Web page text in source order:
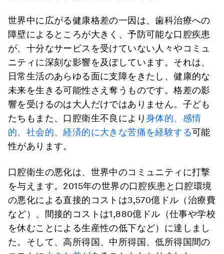
世界中に広がる健康格差の一因は、歯科治療への
障壁によるところが大きく、予防可能な口腔疾患
が、十分なサービスを受けていない人々やコミュ
ニティに深刻な影響を及ぼしています。それは、
日常生活のあらゆる面に支障をきたし、健康的な
未来を生きる可能性さえ奪うものです。格差の影
響を受けるのは大人だけではありません。子ども
たちもまた、口腔衛生不良により身体的、感情
的、社会的、経済的に大きな苦痛を経験する可能
性があります。
口腔衛生の悪化は、世界中のコミュニティに打撃
を与えます。2015年の世界の口腔疾患と口腔環境
の悪化による直接的コストは3,570億ドル（治療費
など）、間接的コストは1,880億ドル（仕事や学校
を休むことによる生産性の低下など）に達しまし
た。そして、高所得国、中所得国、低所得国間の